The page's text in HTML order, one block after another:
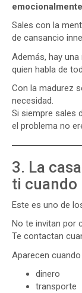
emocionalmente
Sales con la
de cansancio
Además, hay
quien habla de
Con la madurez
necesidad.
Si siempre sales
el problema no
3. La
ti cuando
Este es uno de
No te invitan por
Te contactan
Aparecen
dinero
transporte